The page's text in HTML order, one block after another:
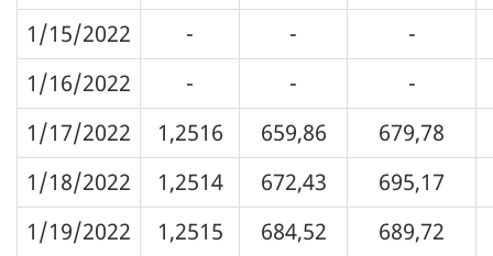
1/15/2022
- -
-
1/16/2022
- -
-
1/17/2022
1,2516 659,86
679,78
1/18/2022
1,2514 672,43
695,17
1/19/2022
1,2515 684,52
689,72